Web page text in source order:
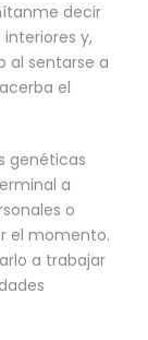
decir
y,
al sentarse a
el
genéticas
a
o
el momento.
a trabajar